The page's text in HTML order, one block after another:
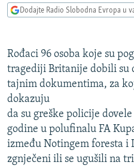
na
VIDEO
INFOGRAFIKE
PODCASTI
KINA NA BALKANU
RSE PRIČE IZ SVIJETA
ISPRIČAJ MI
DNEVNO@RSE
SPECIJALI RSE
Dodajte Radio Slobodna Evropa u
Rođaci 96 osoba koje su
tragediji Britanije dobili su
tajnim dokumentima, za
dokazuju
da su greške policije
godine u polufinalu FA
između Notingem foresta i
zgnječeni ili se ugušili na